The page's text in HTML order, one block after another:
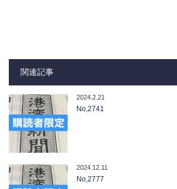
関連記事
2024.2.21
No,2741
2024.12.11
No,2777